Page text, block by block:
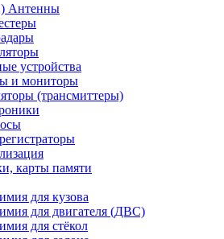
Антенны
устройства
и мониторы
(трансмиттеры)
карты памяти
для кузова
для двигателя (ДВС)
для стёкол